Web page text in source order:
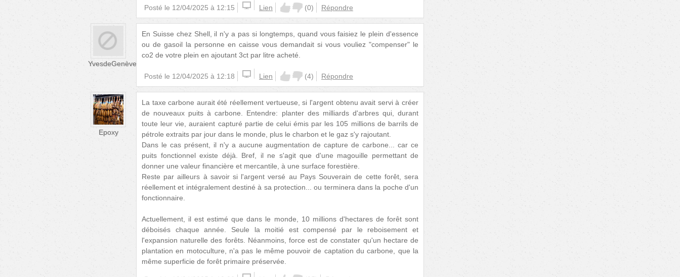
Posté le 12/04/2025 à 12:15 Lien (0) Répondre
YvesdeGenève
En Suisse chez Shell, il n'y a pas si longtemps, quand vous faisiez le plein d'essence
ou de gasoil la personne en caisse vous demandait si vous vouliez "compenser" le
co2 de votre plein en ajoutant 3ct par litre acheté.
Posté le 12/04/2025 à 12:18 Lien (4) Répondre
Epoxy
La taxe carbone aurait été réellement vertueuse, si l'argent obtenu avait servi à créer
de nouveaux puits à carbone. Entendre: planter des milliards d'arbres qui, durant
toute leur vie, auraient capturé partie de celui émis par les 105 millions de barrils de
pétrole extraits par jour dans le monde, plus le charbon et le gaz s'y rajoutant.
Dans le cas présent, il n'y a aucune augmentation de capture de carbone... car ce
puits fonctionnel existe déjà. Bref, il ne s'agit que d'une magouille permettant de
donner une valeur financière et mercantile, à une surface forestière.
Reste par ailleurs à savoir si l'argent versé au Pays Souverain de cette forêt, sera
réellement et intégralement destiné à sa protection... ou terminera dans la poche d'un
fonctionnaire.
Actuellement, il est estimé que dans le monde, 10 millions d'hectares de forêt sont
déboisés chaque année. Seule la moitié est compensé par le reboisement et
l'expansion naturelle des forêts. Néanmoins, force est de constater qu'un hectare de
plantation en motoculture, n'a pas le même pouvoir de captation du carbone, que la
même superficie de forêt primaire préservée.